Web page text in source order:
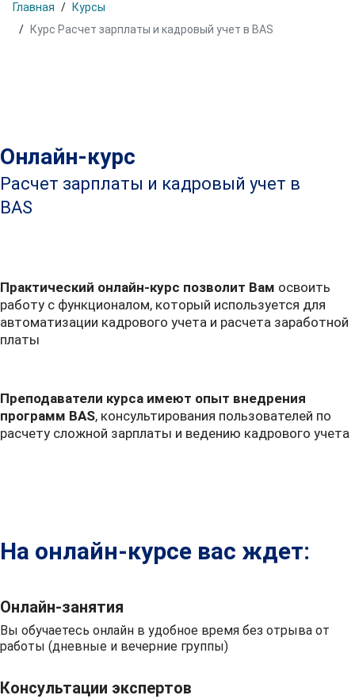
Главная
Курсы
Курс Расчет зарплаты и кадровый учет в BAS
Онлайн-курс
Расчет зарплаты и кадровый учет в
BAS
Практический онлайн-курс позволит Вам освоить
работу с функционалом, который используется для
автоматизации кадрового учета и расчета заработной
платы
Преподаватели курса имеют опыт внедрения
программ BAS, консультирования пользователей по
расчету сложной зарплаты и ведению кадрового учета
На онлайн-курсе вас ждет:
Онлайн-занятия
Вы обучаетесь онлайн в удобное время без отрыва от
работы (дневные и вечерние группы)
Консультации экспертов